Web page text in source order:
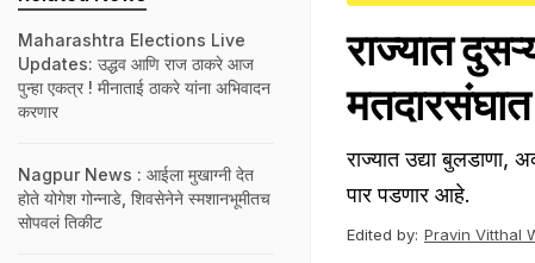
राज्यात
मतदारसंघात
राज्यात उद्या बुलडाणा,
पार पडणार आहे.
Edited by: Pravin Vitthal
Maharashtra Elections Live
Updates: उद्धव आणि राज ठाकरे आज
पुन्हा एकत्र ! मीनाताई ठाकरे यांना अभिवादन
करणार
Nagpur News : आईला मुखाग्नी देत
होते योगेश गोन्नाडे, शिवसेनेने स्मशानभूमीतच
सोपवलं तिकीट